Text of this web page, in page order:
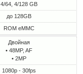
4/64, 4/128 GB
до 128GB
ROM eMMC
Двойная
• 48MP, AF
• 2MP
1080p - 30fps